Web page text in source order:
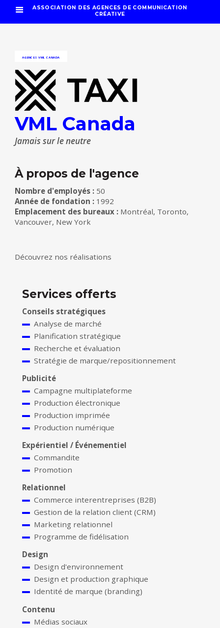
ASSOCIATION DES AGENCES DE COMMUNICATION
CRÉATIVE
AGENCES VML CANADA
VML Canada
Jamais sur le neutre
À propos de l'agence
Nombre d'employés : 50
Année de fondation : 1992
Emplacement des bureaux : Montréal, Toronto,
Vancouver, New York
Découvrez nos réalisations
Services offerts
Conseils stratégiques
Analyse de marché
Planification stratégique
Recherche et évaluation
Stratégie de marque/repositionnement
Publicité
Campagne multiplateforme
Production électronique
Production imprimée
Production numérique
Expérientiel / Événementiel
Commandite
Promotion
Relationnel
Commerce interentreprises (B2B)
Gestion de la relation client (CRM)
Marketing relationnel
Programme de fidélisation
Design
Design d'environnement
Design et production graphique
Identité de marque (branding)
Contenu
Médias sociaux